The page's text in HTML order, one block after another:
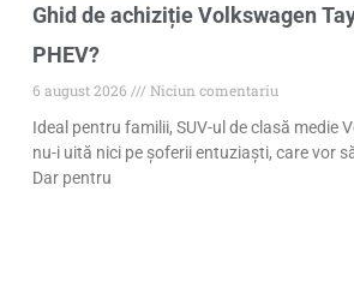
Ghid de achiziție Volkswagen
PHEV?
6 august 2026
Niciun comentariu
Ideal pentru familii, SUV-ul de clasă medie
nu-i uită nici pe șoferii entuziaști, care vor
Dar pentru